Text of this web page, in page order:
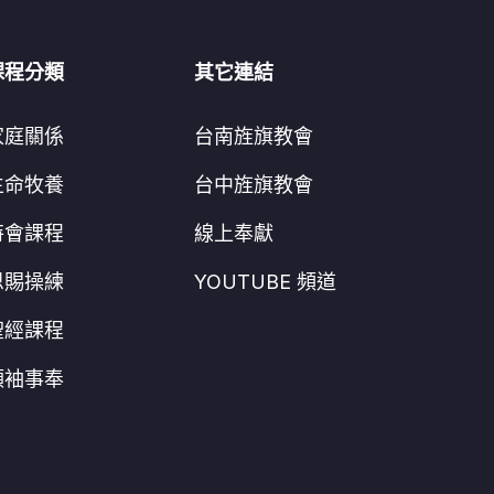
程分類
庭關係
命牧養
會課程
賜操練
經課程
袖事奉
其它連結
台南旌旗教會
台中旌旗教會
線上奉獻
YOUTUBE 頻道